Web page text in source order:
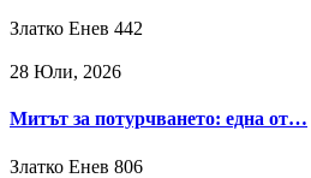
Златко Енев 442
28 Юли, 2026
Митът за потурчването: една от…
Златко Енев 806